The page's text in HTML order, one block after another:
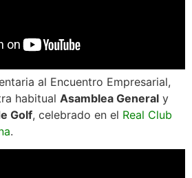
al Encuentro Empresarial,
habitual Asamblea General y
Golf, celebrado en el Real Club
.